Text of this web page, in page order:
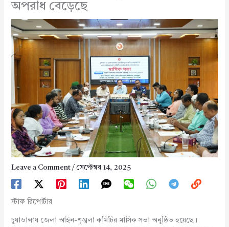
অপরাধ বেড়েছে
Leave a Comment / সেপ্টেম্বর 14, 2025
স্টাফ রিপোর্টার
চুয়াডাঙ্গায় জেলা আইন-শৃঙ্খলা কমিটির মাসিক সভা অনুষ্ঠিত হয়েছে।